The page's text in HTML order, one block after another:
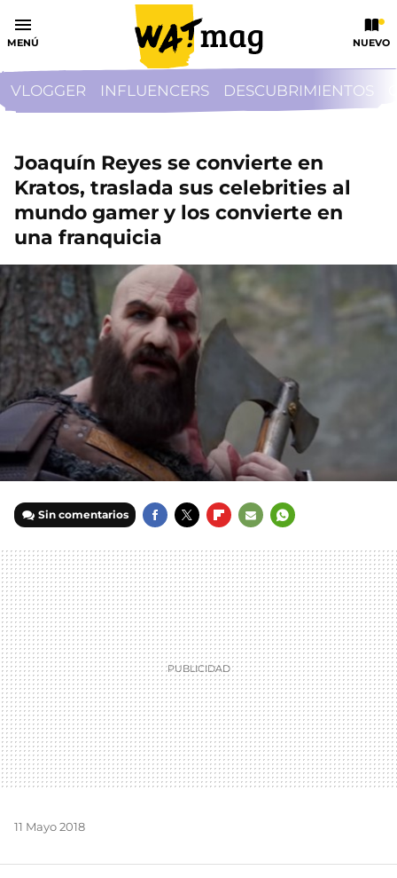
MENÚ NUEVO
VLOGGER INFLUENCERS DESCUBRIMIENTOS
Joaquín Reyes se convierte en
Kratos, traslada sus celebrities al
mundo gamer y los convierte en
una franquicia
Sin comentarios
MAIL
11 Mayo 2018